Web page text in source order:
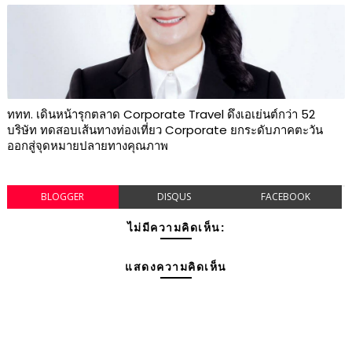
ททท. เดินหน้ารุกตลาด Corporate Travel ดึงเอเย่นต์กว่า 52
บริษัท ทดสอบเส้นทางท่องเที่ยว Corporate ยกระดับภาคตะวัน
ออกสู่จุดหมายปลายทางคุณภาพ
BLOGGER DISQUS FACEBOOK
ไม่มีความคิดเห็น:
แสดงความคิดเห็น